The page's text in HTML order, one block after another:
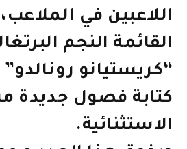
اللاعبين في
القائمة النجم
“كريستيانو
كتابة فصول جديدة
الاستثنائية.